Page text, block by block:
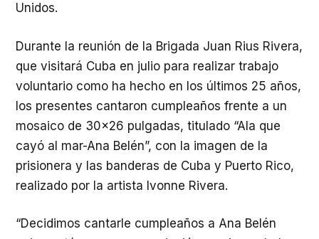
Unidos.
Durante la reunión de la Brigada Juan Rius Rivera,
que visitará Cuba en julio para realizar trabajo
voluntario como ha hecho en los últimos 25 años,
los presentes cantaron cumpleaños frente a un
mosaico de 30×26 pulgadas, titulado “Ala que
cayó al mar-Ana Belén”, con la imagen de la
prisionera y las banderas de Cuba y Puerto Rico,
realizado por la artista Ivonne Rivera.
“Decidimos cantarle cumpleaños a Ana Belén